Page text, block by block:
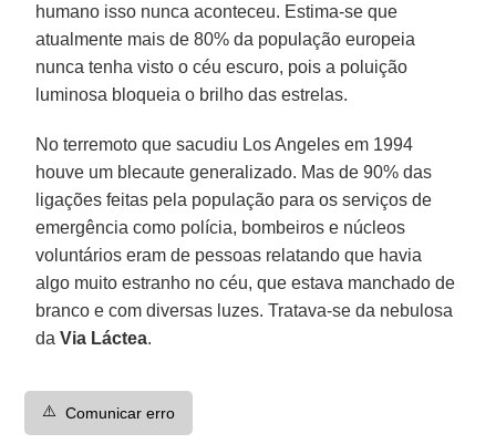
humano isso nunca aconteceu. Estima-se que
atualmente mais de 80% da população europeia
nunca tenha visto o céu escuro, pois a poluição
luminosa bloqueia o brilho das estrelas.
No terremoto que sacudiu Los Angeles em 1994
houve um blecaute generalizado. Mas de 90% das
ligações feitas pela população para os serviços de
emergência como polícia, bombeiros e núcleos
voluntários eram de pessoas relatando que havia
algo muito estranho no céu, que estava manchado de
branco e com diversas luzes. Tratava-se da nebulosa
daVia Láctea.
⚠️ Comunicar erro